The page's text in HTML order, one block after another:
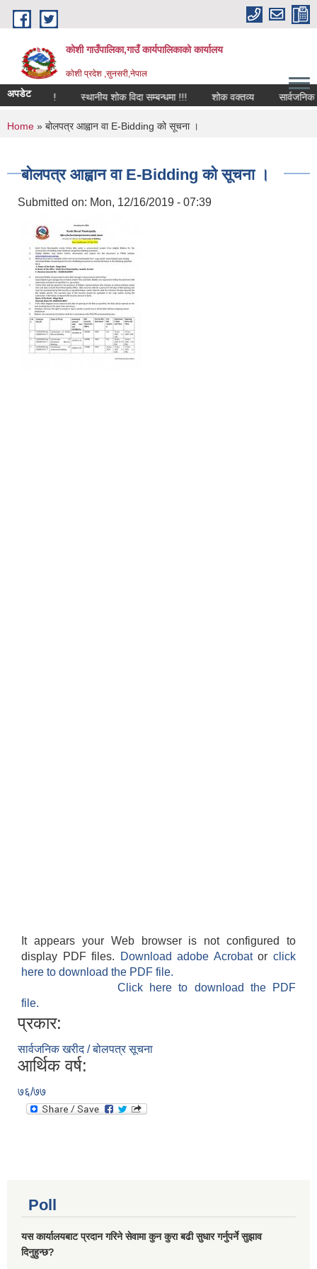
Skip to main content
कोशी गाउँपालिका,गाउँ कार्यपालिकाको कार्यालय
काेशी प्रदेश ,सुनसरी,नेपाल
अपडेट!!! स्थानीय शोक विदा सम्बन्धमा !!! शोक वक्तव्य सार्वजनिक
You are here
Home » बोलपत्र आह्वान वा E-Bidding को सूचना ।
बोलपत्र आह्वान वा E-Bidding को सूचना ।
Submitted on: Mon, 12/16/2019 - 07:39
It appears your Web browser is not configured to
display PDF files.
Download adobe Acrobatorclick
here to download the PDF file.
Click here to download the PDF
file.
प्रकार:
सार्वजनिक खरीद / बोलपत्र सूचना
आर्थिक वर्ष:
७६/७७
Poll
यस कार्यालयबाट प्रदान गरिने सेवामा कुन कुरा बढी सुधार गर्नुपर्ने सुझाव
दिनुहुन्छ?